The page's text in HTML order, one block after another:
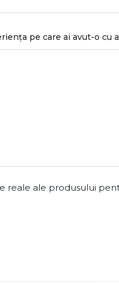
pe care ai avut-o cu
reale ale produsului